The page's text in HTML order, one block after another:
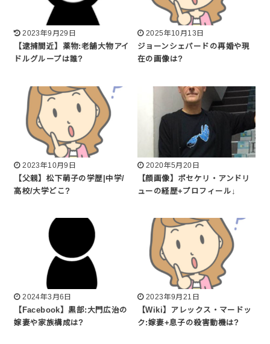
2023年9月29日
【逮捕間近】薬物:老舗大物アイ
ドルグループは誰?
2025年10月13日
ジョーンシェパードの再婚や現
在の画像は?
2023年10月9日
【父親】松下萌子の学歴|中学/
高校/大学どこ?
2020年5月20日
【顔画像】ポセケリ・アンドリ
ューの経歴+プロフィール↓
2024年3月6日
【Facebook】黒部:大門広治の
嫁妻や家族構成は?
2023年9月21日
【Wiki】アレックス・マードッ
ク:嫁妻+息子の殺害動機は?